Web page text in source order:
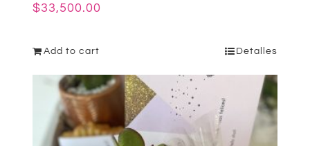
$33,500.00
Add to cart Detalles